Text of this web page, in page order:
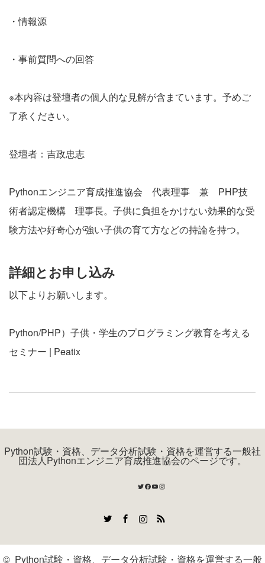
・情報源
・事前質問への回答
※本内容は登壇者の個人的な見解が含まています。予めご
了承ください。
登壇者：吉政忠志
Pythonエンジニア育成推進協会 代表理事 兼 PHP技
術者認定機構 理事長。子供に負担をかけない効果的な受
験方法や好奇心が強い子供の育て方などの持論を持つ。
詳細とお申し込み
以下よりお願いします。
Python/PHP）子供・学生のプログラミング教育を考える
セミナー | Peatix
Python試験・資格、データ分析試験・資格を運営する一般社
団法人Pythonエンジニア育成推進協会のページです。
Twitter
Facebook
YouTube
Instagram
RSS
© Python試験・資格、データ分析試験・資格を運営する一般